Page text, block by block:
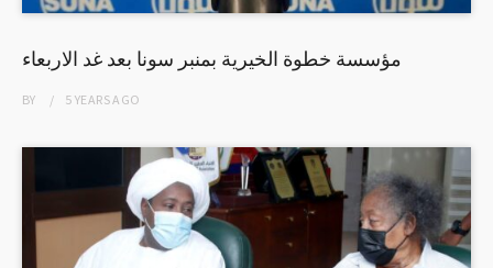
مؤسسة خطوة الخيرية بمنبر سونا بعد غد الاربعاء
BY 5 YEARSAGO